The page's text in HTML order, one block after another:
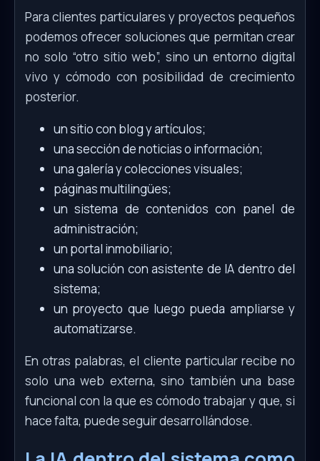
Para clientes particulares y proyectos pequeños
podemos ofrecer soluciones que permitan crear
no solo “otro sitio web”, sino un entorno digital
vivo y cómodo con posibilidad de crecimiento
posterior.
un sitio con blog y artículos;
una sección de noticias o información;
una galería y colecciones visuales;
páginas multilingües;
un sistema de contenidos con panel de
administración;
un portal inmobiliario;
una solución con asistente de IA dentro del
sistema;
un proyecto que luego pueda ampliarse y
automatizarse.
En otras palabras, el cliente particular recibe no
solo una web externa, sino también una base
funcional con la que es cómodo trabajar y que, si
hace falta, puede seguir desarrollándose.